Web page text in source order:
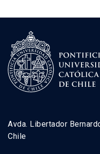
Avda. Libertador
Chile